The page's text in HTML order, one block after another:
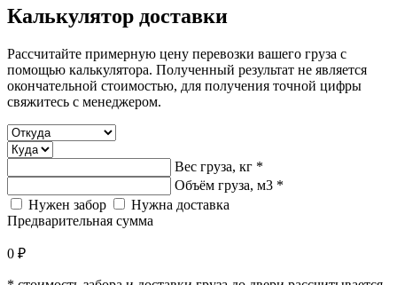
Калькулятор доставки
Рассчитайте примерную цену перевозки вашего груза с
помощью калькулятора. Полученный результат не является
окончательной стоимостью, для получения точной цифры
свяжитесь с менеджером.
Вес груза, кг *
Объём груза, м3 *
Нужен забор
Нужна доставка
Предварительная сумма
0 ₽